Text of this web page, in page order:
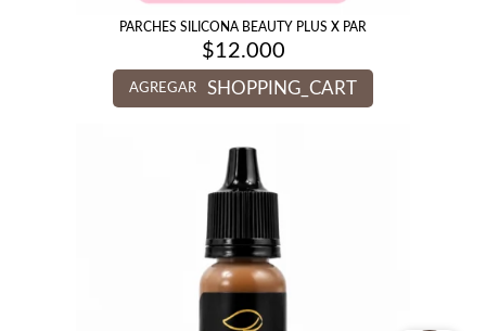
PARCHES SILICONA BEAUTY PLUS X PAR
$12.000
AGREGAR SHOPPING_CART